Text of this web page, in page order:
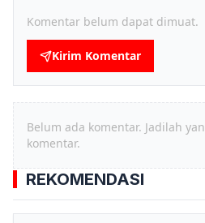
Komentar belum dapat dimuat.
Kirim Komentar
Belum ada komentar. Jadilah
komentar.
REKOMENDASI